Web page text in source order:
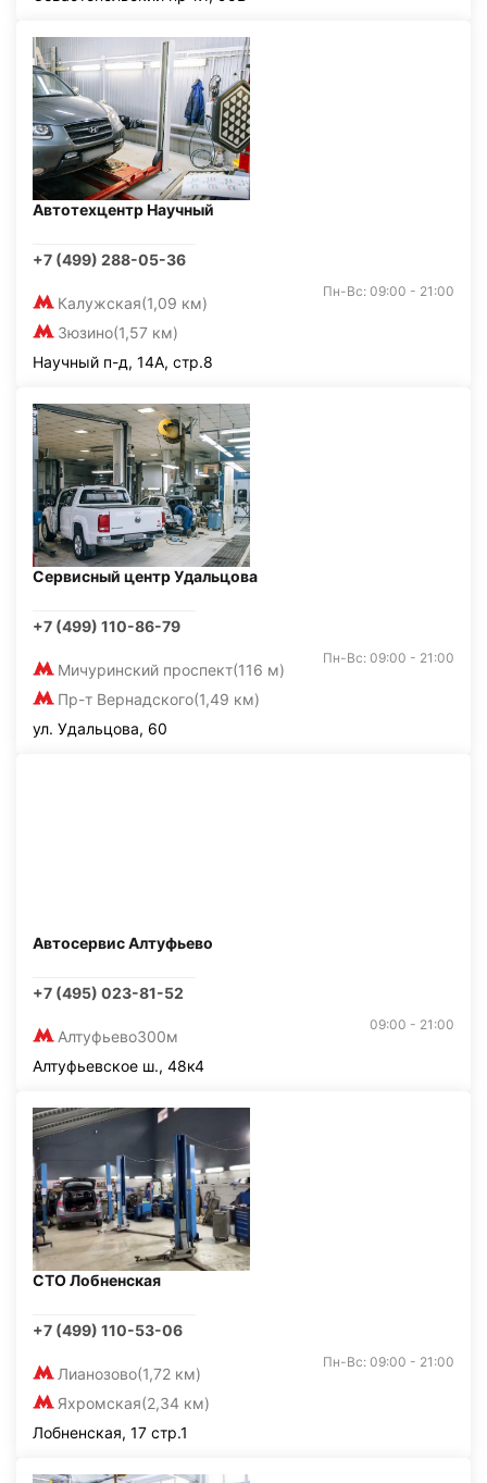
Автотехцентр Научный
+7 (499) 288-05-36
Калужская(1,09 км)
Зюзино(1,57 км)
Пн-Вс: 09:00 - 21:00
Научный п-д, 14А, стр.8
Сервисный центр Удальцова
+7 (499) 110-86-79
Мичуринский проспект(116 м)
Пр-т Вернадского(1,49 км)
Пн-Вс: 09:00 - 21:00
ул. Удальцова, 60
Автосервис Алтуфьево
+7 (495) 023-81-52
Алтуфьево300м
09:00 - 21:00
Алтуфьевское ш., 48к4
СТО Лобненская
+7 (499) 110-53-06
Лианозово(1,72 км)
Яхромская(2,34 км)
Пн-Вс: 09:00 - 21:00
Лобненская, 17 стр.1